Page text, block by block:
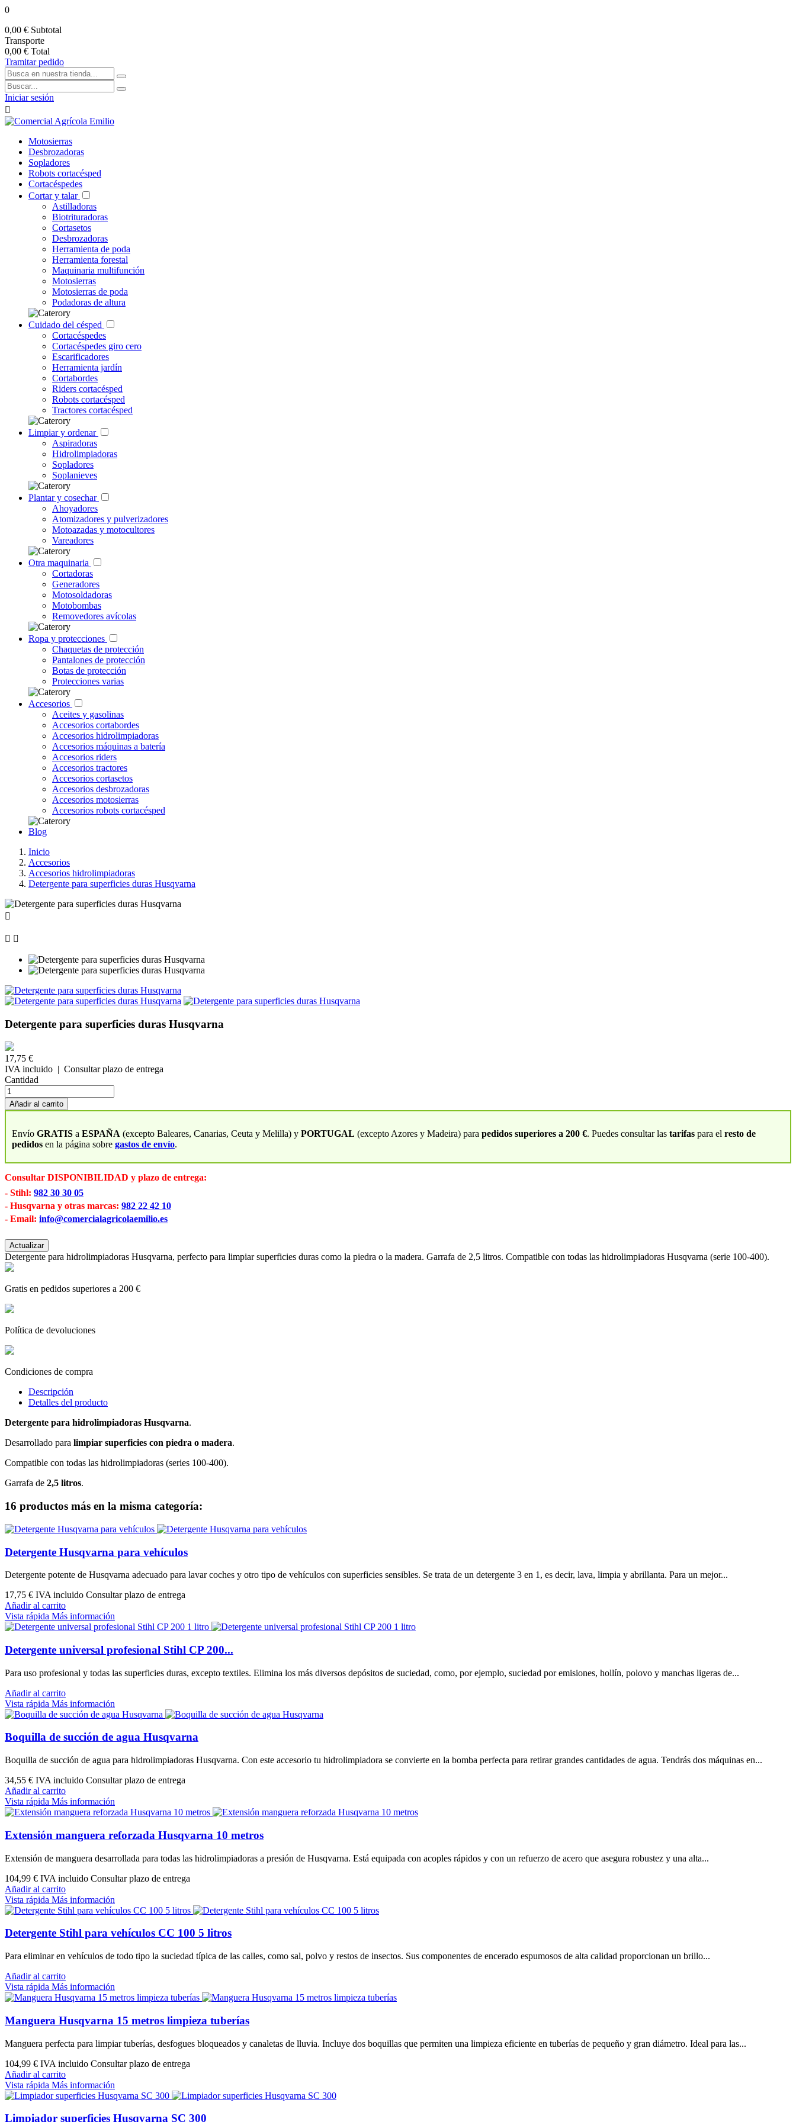
0
0,00 € Subtotal
Transporte
0,00 € Total
Tramitar pedido
Iniciar sesión

Motosierras
Desbrozadoras
Sopladores
Robots cortacésped
Cortacéspedes
Cortar y talar
Astilladoras
Biotrituradoras
Cortasetos
Desbrozadoras
Herramienta de poda
Herramienta forestal
Maquinaria multifunción
Motosierras
Motosierras de poda
Podadoras de altura
Cuidado del césped
Cortacéspedes
Cortacéspedes giro cero
Escarificadores
Herramienta jardín
Cortabordes
Riders cortacésped
Robots cortacésped
Tractores cortacésped
Limpiar y ordenar
Aspiradoras
Hidrolimpiadoras
Sopladores
Soplanieves
Plantar y cosechar
Ahoyadores
Atomizadores y pulverizadores
Motoazadas y motocultores
Vareadores
Otra maquinaria
Cortadoras
Generadores
Motosoldadoras
Motobombas
Removedores avícolas
Ropa y protecciones
Chaquetas de protección
Pantalones de protección
Botas de protección
Protecciones varias
Accesorios
Aceites y gasolinas
Accesorios cortabordes
Accesorios hidrolimpiadoras
Accesorios máquinas a batería
Accesorios riders
Accesorios tractores
Accesorios cortasetos
Accesorios desbrozadoras
Accesorios motosierras
Accesorios robots cortacésped
Blog
Inicio
Accesorios
Accesorios hidrolimpiadoras
Detergente para superficies duras Husqvarna

 
Detergente para superficies duras Husqvarna
17,75 €
IVA incluido | Consultar plazo de entrega
Cantidad
Añadir al carrito
Envío GRATIS a ESPAÑA (excepto Baleares, Canarias, Ceuta y Melilla) y PORTUGAL (excepto Azores y Madeira) para pedidos superiores a 200 €. Puedes consultar las tarifas para el resto de
pedidos en la página sobre gastos de envío.
Consultar DISPONIBILIDAD y plazo de entrega:
- Stihl: 982 30 30 05
- Husqvarna y otras marcas: 982 22 42 10
- Email: info@comercialagricolaemilio.es
Detergente para hidrolimpiadoras Husqvarna, perfecto para limpiar superficies duras como la piedra o la madera. Garrafa de 2,5 litros. Compatible con todas las hidrolimpiadoras Husqvarna (serie 100-400).
Gratis en pedidos superiores a 200 €
Política de devoluciones
Condiciones de compra
Descripción
Detalles del producto
Detergente para hidrolimpiadoras Husqvarna.
Desarrollado para limpiar superficies con piedra o madera.
Compatible con todas las hidrolimpiadoras (series 100-400).
Garrafa de 2,5 litros.
16 productos más en la misma categoría:
Detergente Husqvarna para vehículos
Detergente potente de Husqvarna adecuado para lavar coches y otro tipo de vehículos con superficies sensibles. Se trata de un detergente 3 en 1, es decir, lava, limpia y abrillanta. Para un mejor...
17,75 € IVA incluido Consultar plazo de entrega
Añadir al carrito
Vista rápida Más información
Detergente universal profesional Stihl CP 200...
Para uso profesional y todas las superficies duras, excepto textiles. Elimina los más diversos depósitos de suciedad, como, por ejemplo, suciedad por emisiones, hollín, polovo y manchas ligeras de...
Añadir al carrito
Vista rápida Más información
Boquilla de succión de agua Husqvarna
Boquilla de succión de agua para hidrolimpiadoras Husqvarna. Con este accesorio tu hidrolimpiadora se convierte en la bomba perfecta para retirar grandes cantidades de agua. Tendrás dos máquinas en...
34,55 € IVA incluido Consultar plazo de entrega
Añadir al carrito
Vista rápida Más información
Extensión manguera reforzada Husqvarna 10 metros
Extensión de manguera desarrollada para todas las hidrolimpiadoras a presión de Husqvarna. Está equipada con acoples rápidos y con un refuerzo de acero que asegura robustez y una alta...
104,99 € IVA incluido Consultar plazo de entrega
Añadir al carrito
Vista rápida Más información
Detergente Stihl para vehículos CC 100 5 litros
Para eliminar en vehículos de todo tipo la suciedad típica de las calles, como sal, polvo y restos de insectos. Sus componentes de encerado espumosos de alta calidad proporcionan un brillo...
Añadir al carrito
Vista rápida Más información
Manguera Husqvarna 15 metros limpieza tuberías
Manguera perfecta para limpiar tuberías, desfogues bloqueados y canaletas de lluvia. Incluye dos boquillas que permiten una limpieza eficiente en tuberías de pequeño y gran diámetro. Ideal para las...
104,99 € IVA incluido Consultar plazo de entrega
Añadir al carrito
Vista rápida Más información
Limpiador superficies Husqvarna SC 300